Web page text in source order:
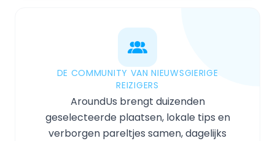
DE COMMUNITY VAN NIEUWSGIERIGE
REIZIGERS
AroundUs brengt duizenden
geselecteerde plaatsen, lokale tips en
verborgen pareltjes samen, dagelijks